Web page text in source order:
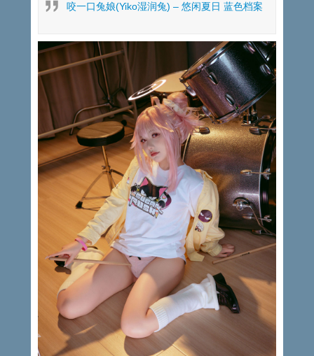
咬一口兔娘(Yiko湿润兔) – 悠闲夏日 蓝色档案